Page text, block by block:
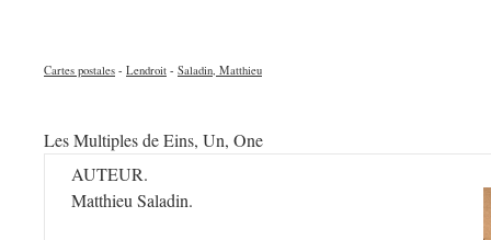
Cartes postales - Lendroit - Saladin, Matthieu
Les Multiples de Eins, Un, One
AUTEUR.
Matthieu Saladin.